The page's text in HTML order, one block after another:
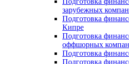
зарубежных
Подготовка
Кипре
Подготовка
оффшорных
Подготовка
Подготовка